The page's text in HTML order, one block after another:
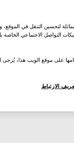
لتحسين التنقل في الموقع،
التواصل الاجتماعي الخاصة
على موقع الويب هذا، يُرجى
الارتباط